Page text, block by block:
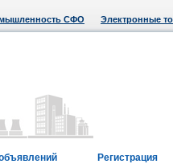
СФО Электронные
Регистрация